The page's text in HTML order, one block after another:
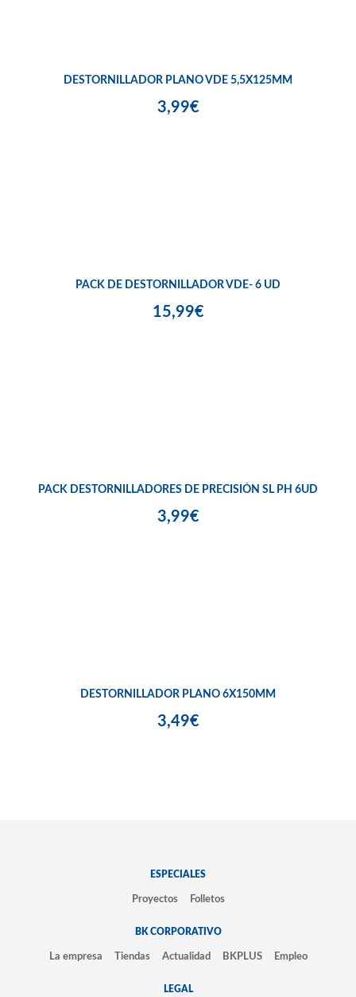
DESTORNILLADOR PLANO VDE 5,5X125MM
3,99€
PACK DE DESTORNILLADOR VDE- 6 UD
15,99€
PACK DESTORNILLADORES DE PRECISIÓN SL PH 6UD
3,99€
DESTORNILLADOR PLANO 6X150MM
3,49€
ESPECIALES
Proyectos Folletos
BK CORPORATIVO
La empresa Tiendas Actualidad BKPLUS Empleo
LEGAL